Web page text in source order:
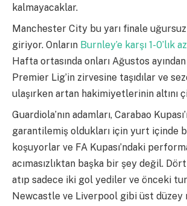
kalmayacaklar.
Manchester City bu yarı finale
giriyor. Onların Burnley’e karşı 1-0’lık
Hafta ortasında onları Ağustos
Premier Lig’in zirvesine taşıdılar ve
ulaşırken artan hakimiyetlerinin altını
Guardiola’nın adamları, Carabao
garantilemiş oldukları için yurt içinde
koşuyorlar ve FA Kupası’ndaki
acımasızlıktan başka bir şey değil.
atıp sadece iki gol yediler ve önceki
Newcastle ve Liverpool gibi üst